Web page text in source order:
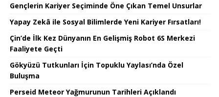
Gençlerin Kariyer Seçiminde Öne Çıkan Temel Unsurlar
Yapay Zekâ ile Sosyal Bilimlerde Yeni Kariyer Fırsatları!
Çin’de İlk Kez Dünyanın En Gelişmiş Robot 6S Merkezi
Faaliyete Geçti
Gökyüzü Tutkunları İçin Topuklu Yaylası’nda Özel
Buluşma
Perseid Meteor Yağmurunun Tarihleri Açıklandı